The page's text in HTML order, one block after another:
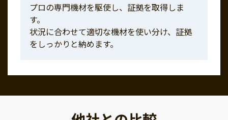
プロの専門機材を駆使し、証拠を取得しま
す。
状況に合わせて適切な機材を使い分け、証拠
をしっかりと納めます。